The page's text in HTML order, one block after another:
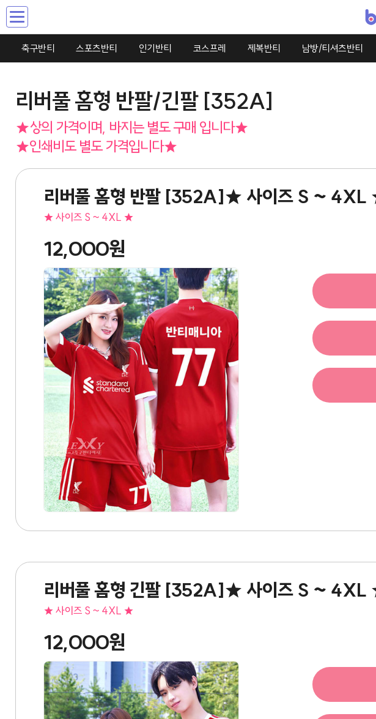
Toggle
navigation
축구반티 스포츠반티 인기반티 코스프레 제복반티 남방/티셔츠반티
리버풀 홈형 반팔/긴팔 [352A]
★상의 가격이며, 바지는 별도 구매 입니다★
★인쇄비도 별도 가격입니다★
리버풀 홈형 반팔 [352A]★ 사이즈 S ~
★ 사이즈 S ~ 4XL ★
12,000원
리버풀 홈형 긴팔 [352A]★ 사이즈 S ~
★ 사이즈 S ~ 4XL ★
12,000원